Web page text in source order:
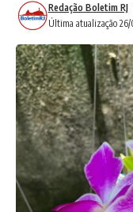
Última atualização 26/
Redação Boletim RJ